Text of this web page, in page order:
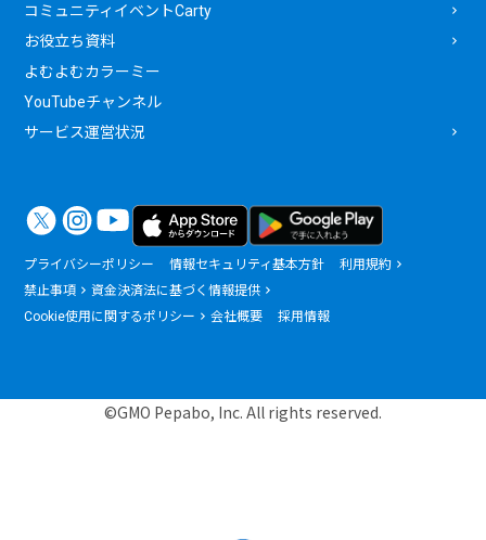
コミュニティイベントCarty
お役立ち資料
よむよむカラーミー
YouTubeチャンネル
サービス運営状況
プライバシーポリシー 情報セキュリティ基本方針
利用規約
禁止事項
資金決済法に基づく情報提供
Cookie使用に関するポリシー
会社概要 採用情報
©GMO Pepabo, Inc. All rights reserved.